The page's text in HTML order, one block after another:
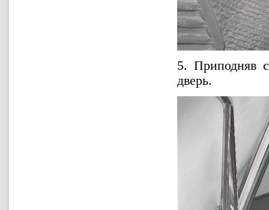
5. Приподняв
дверь.